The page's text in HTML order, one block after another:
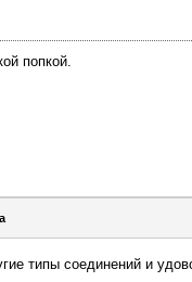
попкой.
типы соединений и